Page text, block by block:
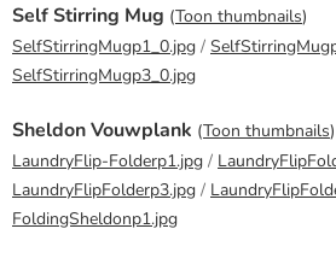
Self Stirring Mug (Toon thumbnails)
SelfStirringMugp1_0.jpg /
SelfStirringMugp3_0.jpg
Sheldon Vouwplank (Toon thumbnails)
LaundryFlip-Folderp1.jpg /
LaundryFlipFolderp3.jpg /
FoldingSheldonp1.jpg